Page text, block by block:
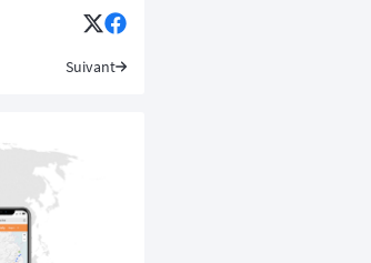
Suivant